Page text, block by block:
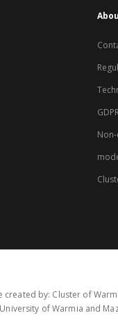
created by: Cluster of
of Warmia and